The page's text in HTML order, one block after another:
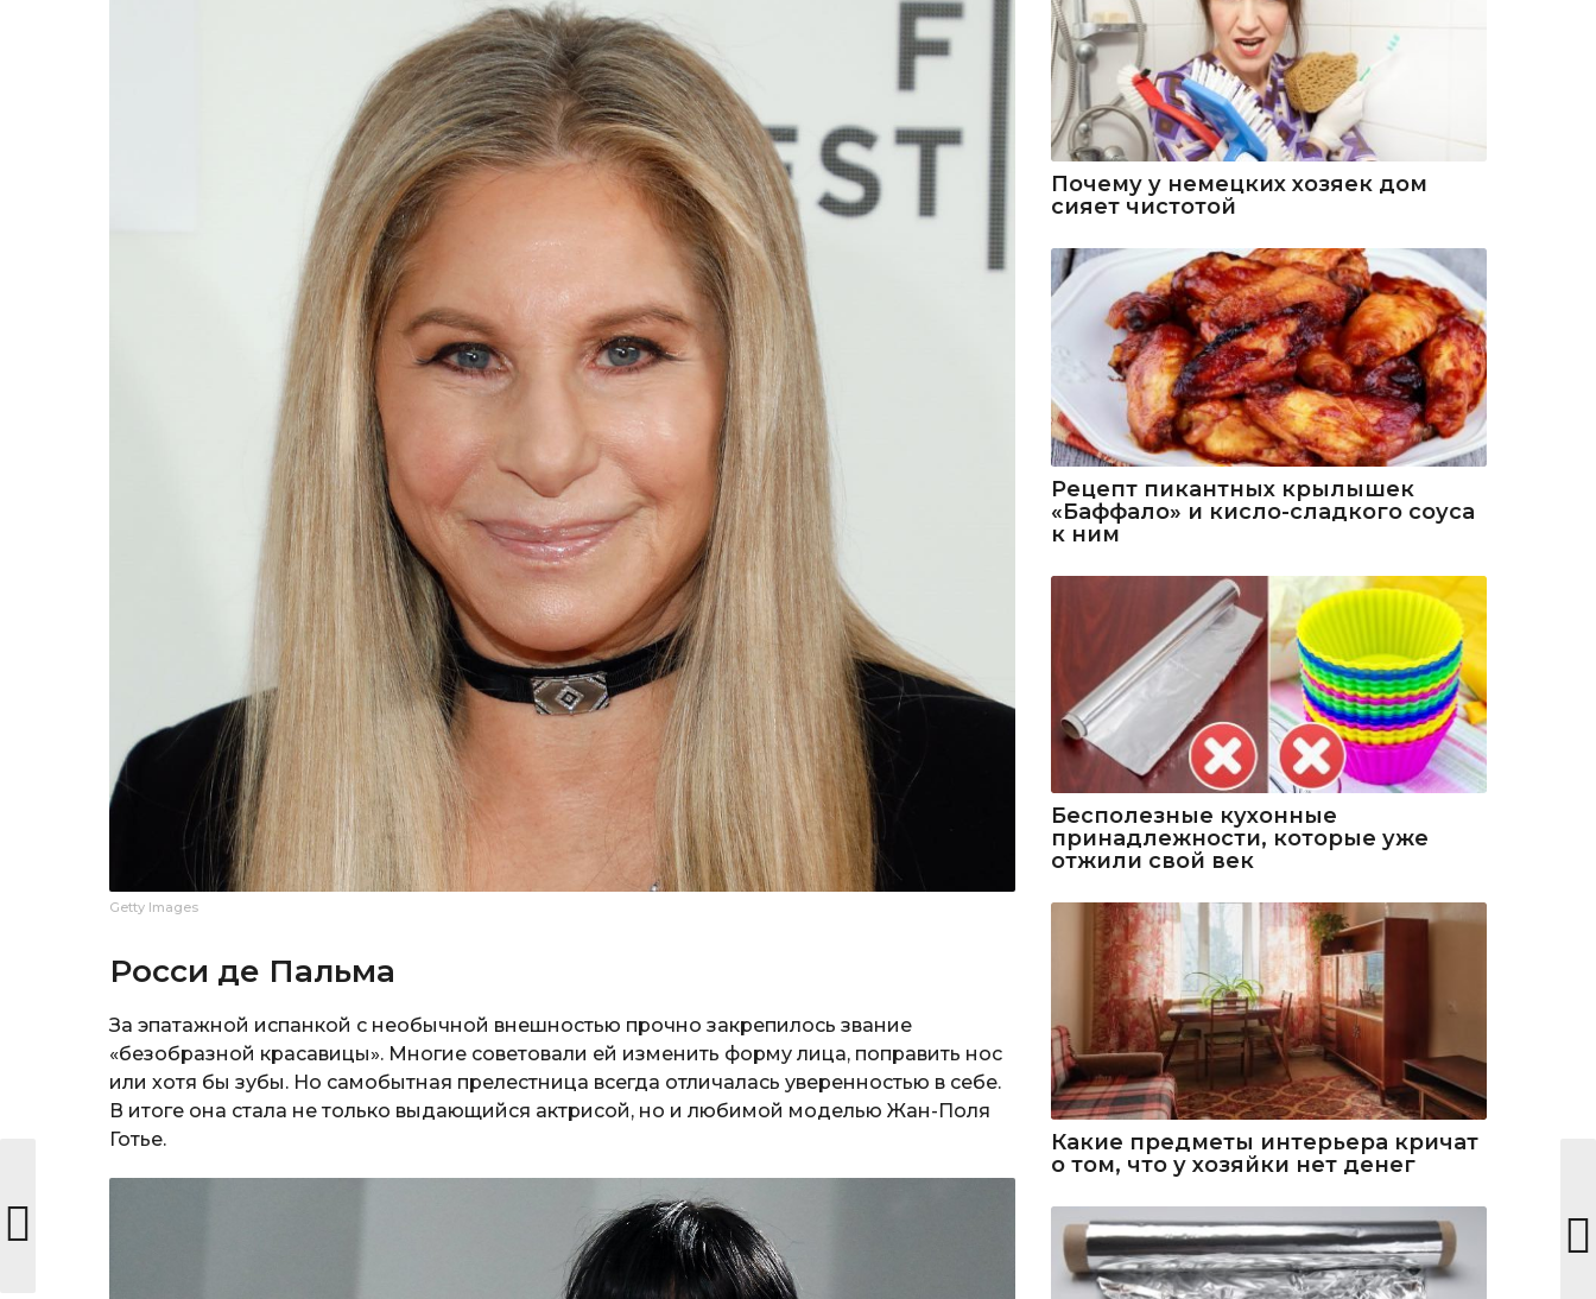
Getty Images
Росси де Пальма
За эпатажной испанкой с необычной внешностью прочно закрепилось звание
«безобразной красавицы». Многие советовали ей изменить форму лица, поправить нос
или хотя бы зубы. Но самобытная прелестница всегда отличалась уверенностью в себе.
В итоге она стала не только выдающийся актрисой, но и любимой моделью Жан-Поля
Готье.
Почему у немецких хозяек дом
сияет чистотой
Рецепт пикантных крылышек
«Баффало» и кисло-сладкого соуса
к ним
Бесполезные кухонные
принадлежности, которые уже
отжили свой век
Какие предметы интерьера кричат
о том, что у хозяйки нет денег